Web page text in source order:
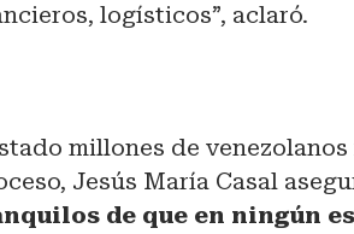
logísticos”, aclaró.
millones de
Jesús María Casal
de que en ningún